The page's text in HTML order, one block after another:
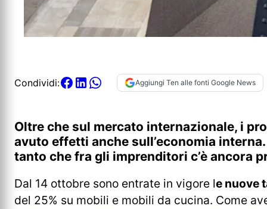
Condividi: Aggiungi Ten alle fonti Google News
Oltre che sul mercato internazionale, i
avuto effetti anche sull’economia
tanto che fra gli imprenditori c’è ancora
Dal 14 ottobre sono entrate in vigore le nuove
del 25% su mobili e mobili da cucina. Come